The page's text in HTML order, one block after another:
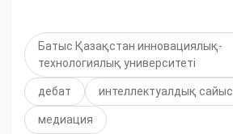
Батыс Қазақстан инновациялық-
технологиялық университеті
дебат интеллектуалдық сайыс
медиация